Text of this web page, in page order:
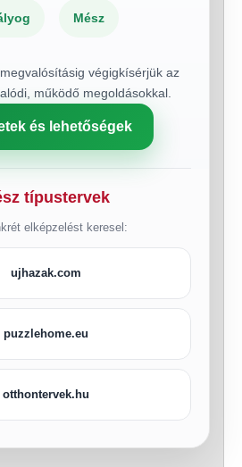
Mész
végigkísérjük az
működő megoldásokkal.
és lehetőségek
típustervek
elképzelést keresel:
ujhazak.com
puzzlehome.eu
otthontervek.hu